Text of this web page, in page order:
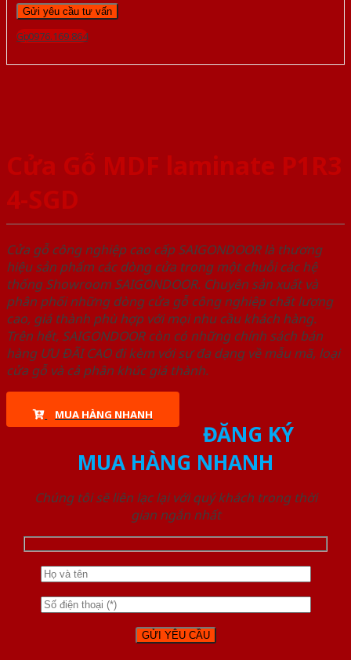
Gọi 0976.169.864
Cửa Gỗ MDF laminate P1R3
4-SGD
Cửa gỗ công nghiệp cao cấp SAIGONDOOR là thương
hiệu sản phẩm các dòng cửa trong một chuỗi các hệ
thống Showroom SAIGONDOOR. Chuyên sản xuất và
phân phối những dòng cửa gỗ công nghiệp chất lượng
cao, giá thành phù hợp với mọi nhu cầu khách hàng.
Trên hết, SAIGONDOOR còn có những chính sách bán
hàng ƯU ĐÃI CAO đi kèm với sự đa dạng về mẫu mã, loại
cửa gỗ và cả phân khúc giá thành.
MUA HÀNG NHANH
ĐĂNG KÝ
MUA HÀNG NHANH
Chúng tôi sẽ liên lạc lại với quý khách trong thời
gian ngắn nhất